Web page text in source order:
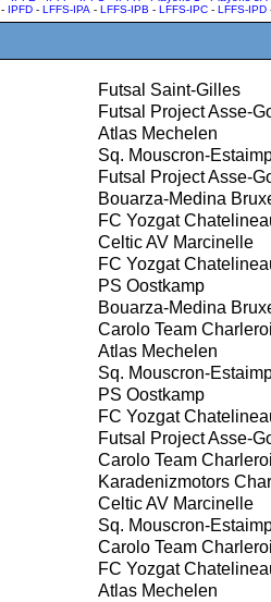
- IPFD - LFFS-IPA - LFFS-IPB - LFFS-IPC - LFFS-IPD
Futsal Saint-Gilles
Futsal Project Asse-
Atlas Mechelen
Sq. Mouscron-
Futsal Project Asse-
Bouarza-Medina
FC Yozgat
Celtic AV Marcinelle
FC Yozgat
PS Oostkamp
Bouarza-Medina
Carolo Team Charleroi
Atlas Mechelen
Sq. Mouscron-
PS Oostkamp
FC Yozgat
Futsal Project Asse-
Carolo Team Charleroi
Karadenizmotors
Celtic AV Marcinelle
Sq. Mouscron-
Carolo Team Charleroi
FC Yozgat
Atlas Mechelen